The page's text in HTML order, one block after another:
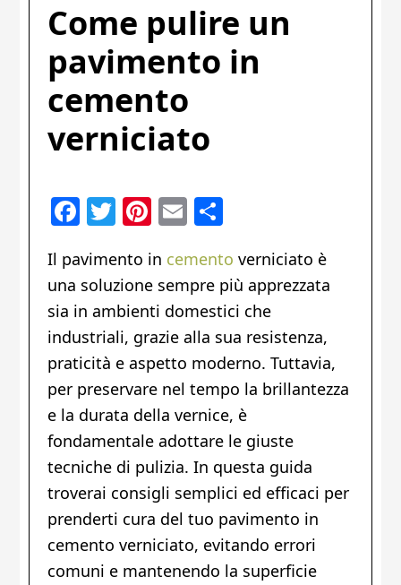
Come pulire un
pavimento in
cemento
verniciato
Facebook
Twitter
Pinterest
Email
Il pavimento in cemento verniciato è
una soluzione sempre più apprezzata
sia in ambienti domestici che
industriali, grazie alla sua resistenza,
praticità e aspetto moderno. Tuttavia,
per preservare nel tempo la brillantezza
e la durata della vernice, è
fondamentale adottare le giuste
tecniche di pulizia. In questa guida
troverai consigli semplici ed efficaci per
prenderti cura del tuo pavimento in
cemento verniciato, evitando errori
comuni e mantenendo la superficie